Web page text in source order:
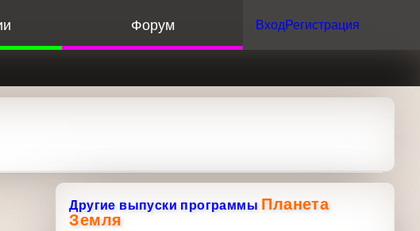
Регистрация
Другие выпуски программы Планета
Земля